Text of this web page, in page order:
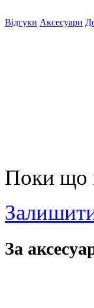
Відгуки Аксесуари
Поки що
За